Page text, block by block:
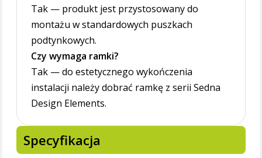
Tak — produkt jest przystosowany do
montażu w standardowych puszkach
podtynkowych.
Czy wymaga ramki?
Tak — do estetycznego wykończenia
instalacji należy dobrać ramkę z serii Sedna
Design Elements.
Specyfikacja